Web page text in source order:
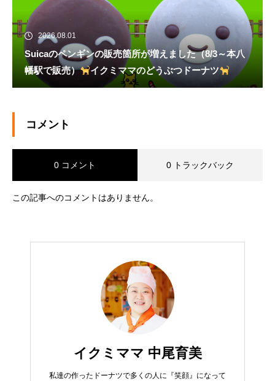
2026.08.01
Suicaのペンギンの販売箇所が増えました（8/3～本八
幡駅で販売）
イクミママのどうぶつドーナツ
コメント
0 コメント 0 トラックバック
この記事へのコメントはありません。
イクミママ 中尾育美
私達の作ったドーナツで多くの人に『笑顔』になって